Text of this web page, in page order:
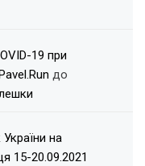
19 при
до
на
15-20.09.2021